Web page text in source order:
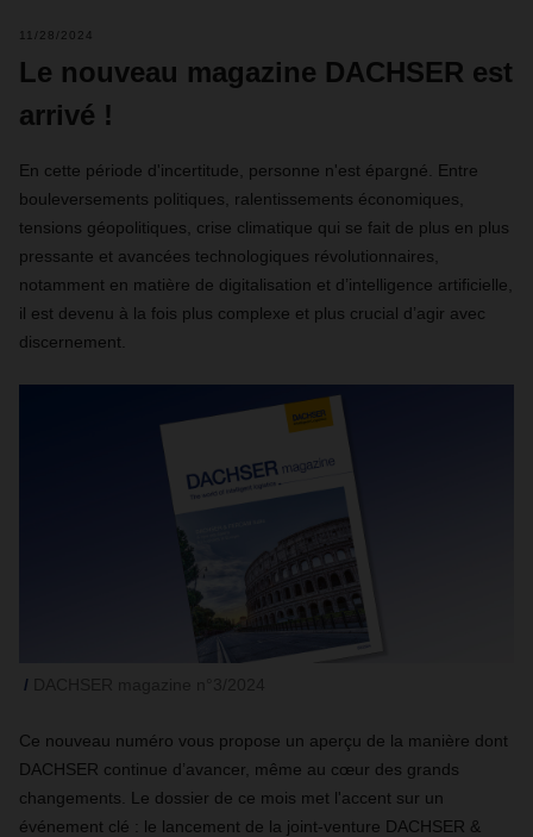
11/28/2024
Le nouveau magazine DACHSER est
arrivé !
En cette période d'incertitude, personne n'est épargné. Entre
bouleversements politiques, ralentissements économiques,
tensions géopolitiques, crise climatique qui se fait de plus en plus
pressante et avancées technologiques révolutionnaires,
notamment en matière de digitalisation et d’intelligence artificielle,
il est devenu à la fois plus complexe et plus crucial d’agir avec
discernement.
Ce nouveau numéro vous propose un aperçu de la manière dont
DACHSER continue d’avancer, même au cœur des grands
changements. Le dossier de ce mois met l'accent sur un
événement clé : le lancement de la joint-venture DACHSER &